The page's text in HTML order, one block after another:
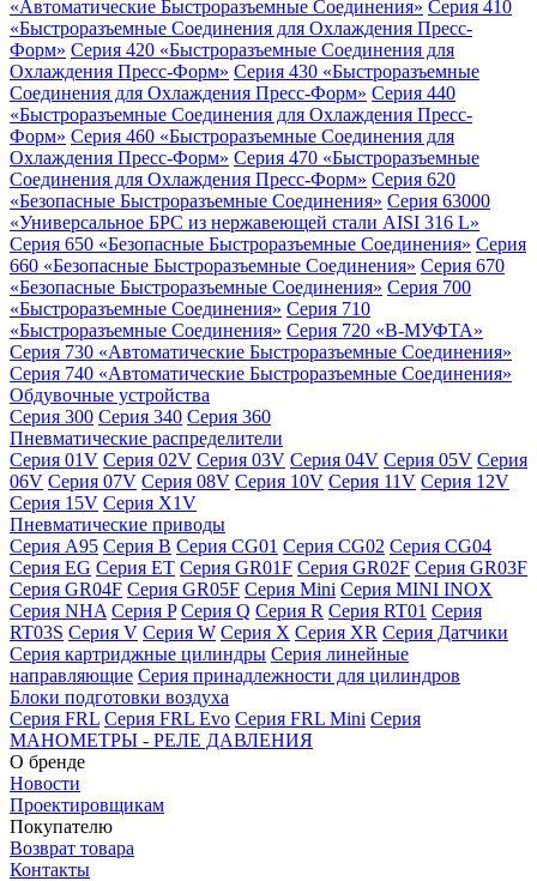
«Автоматические Быстроразъемные Соединения» Серия 410
«Быстроразъемные Соединения для Охлаждения Пресс-
Форм» Серия 420 «Быстроразъемные Соединения для
Охлаждения Пресс-Форм» Серия 430 «Быстроразъемные
Соединения для Охлаждения Пресс-Форм» Серия 440
«Быстроразъемные Соединения для Охлаждения Пресс-
Форм» Серия 460 «Быстроразъемные Соединения для
Охлаждения Пресс-Форм» Серия 470 «Быстроразъемные
Соединения для Охлаждения Пресс-Форм» Серия 620
«Безопасные Быстроразъемные Соединения» Серия 63000
«Универсальное БРС из нержавеющей стали AISI 316 L»
Серия 650 «Безопасные Быстроразъемные Соединения» Серия
660 «Безопасные Быстроразъемные Соединения» Серия 670
«Безопасные Быстроразъемные Соединения» Серия 700
«Быстроразъемные Соединения» Серия 710
«Быстроразъемные Соединения» Серия 720 «B-МУФТА»
Серия 730 «Автоматические Быстроразъемные Соединения»
Серия 740 «Автоматические Быстроразъемные Соединения»
Обдувочные устройства
Серия 300 Серия 340 Серия 360
Пневматические распределители
Серия 01V Серия 02V Серия 03V Серия 04V Серия 05V Серия
06V Серия 07V Серия 08V Серия 10V Серия 11V Серия 12V
Серия 15V Серия X1V
Пневматические приводы
Серия A95 Серия B Серия CG01 Серия CG02 Серия CG04
Серия EG Серия ET Серия GR01F Серия GR02F Серия GR03F
Серия GR04F Серия GR05F Серия Mini Серия MINI INOX
Серия NHA Серия P Серия Q Серия R Серия RT01 Серия
RT03S Серия V Серия W Серия X Серия XR Серия Датчики
Серия картриджные цилиндры Серия линейные
направляющие Серия принадлежности для цилиндров
Блоки подготовки воздуха
Серия FRL Серия FRL Evo Серия FRL Mini Серия
МАНОМЕТРЫ - РЕЛЕ ДАВЛЕНИЯ
О бренде
Новости
Проектировщикам
Покупателю
Возврат товара
Контакты